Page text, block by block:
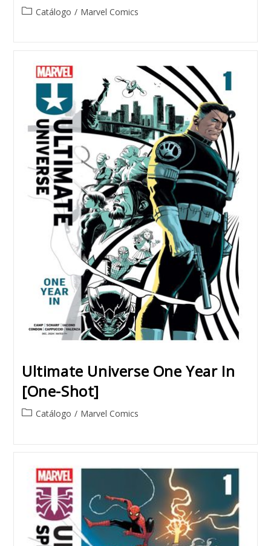
PostCatálogo / Marvel Comics
Ultimate Universe One Year In
[One-Shot]
PostCatálogo / Marvel Comics